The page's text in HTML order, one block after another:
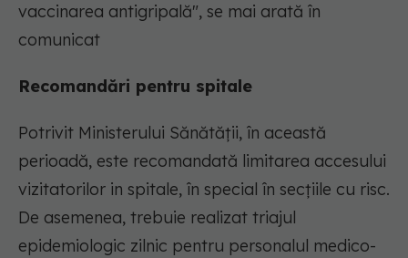
vaccinarea antigripală", se mai arată în
comunicat
Recomandări pentru spitale
Potrivit Ministerului Sănătății, în această
perioadă, este recomandată limitarea accesului
vizitatorilor in spitale, în special în secțiile cu risc.
De asemenea, trebuie realizat triajul
epidemiologic zilnic pentru personalul medico-